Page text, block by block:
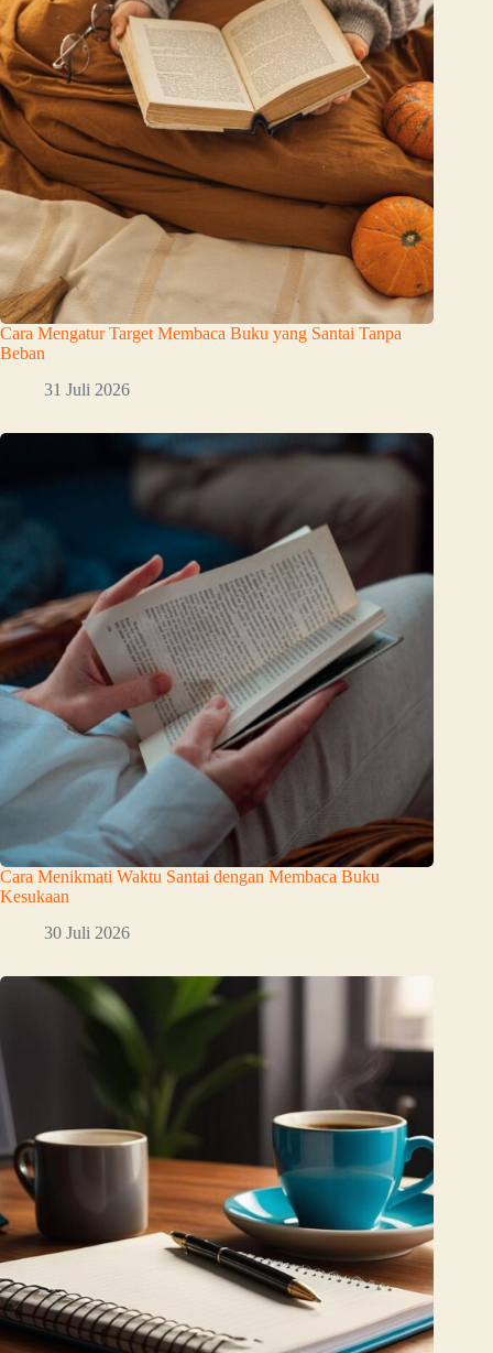
Cara Mengatur Target Membaca Buku yang Santai Tanpa
Beban
31 Juli 2026
Cara Menikmati Waktu Santai dengan Membaca Buku
Kesukaan
30 Juli 2026